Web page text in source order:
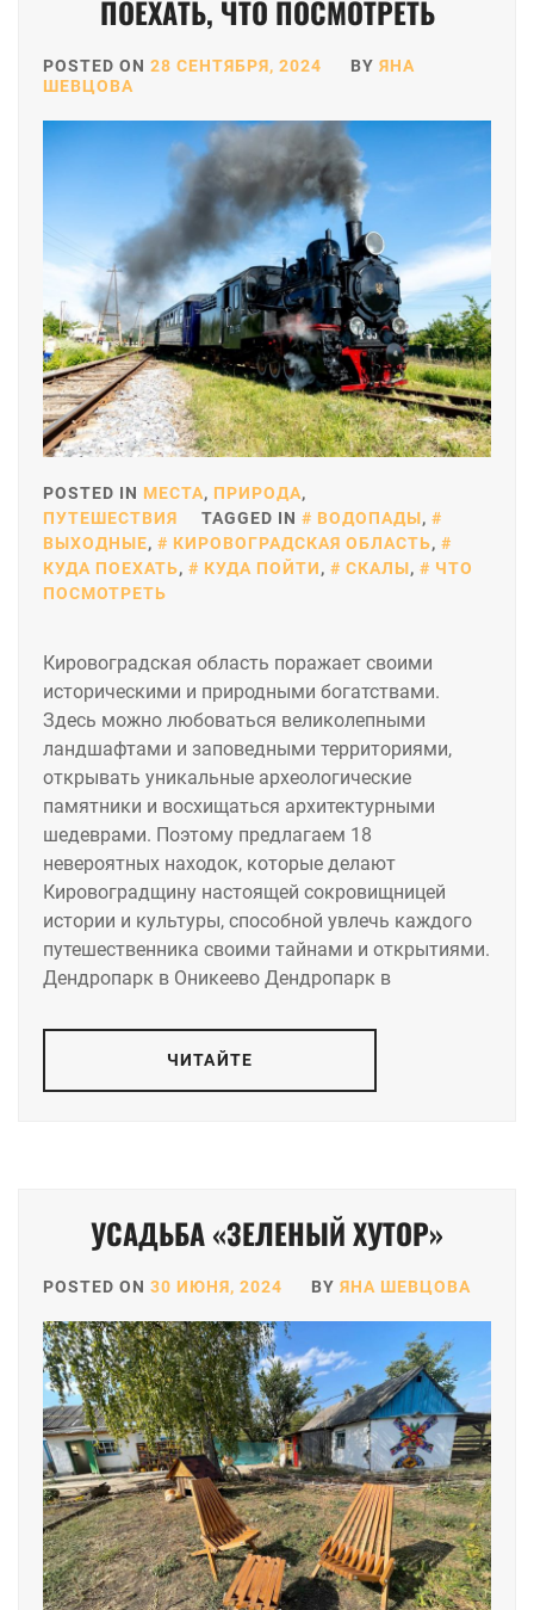
ПОЕХАТЬ, ЧТО ПОСМОТРЕТЬ
POSTED ON 28 СЕНТЯБРЯ, 2024 BY ЯНА
ШЕВЦОВА
POSTED IN МЕСТА, ПРИРОДА,
ПУТЕШЕСТВИЯ
TAGGED IN ВОДОПАДЫ,
ВЫХОДНЫЕ, КИРОВОГРАДСКАЯ ОБЛАСТЬ,
КУДА ПОЕХАТЬ, КУДА ПОЙТИ, СКАЛЫ,
ЧТО
ПОСМОТРЕТЬ
Кировоградская область поражает своими
историческими и природными богатствами.
Здесь можно любоваться великолепными
ландшафтами и заповедными территориями,
открывать уникальные археологические
памятники и восхищаться архитектурными
шедеврами. Поэтому предлагаем 18
невероятных находок, которые делают
Кировоградщину настоящей сокровищницей
истории и культуры, способной увлечь каждого
путешественника своими тайнами и открытиями.
Дендропарк в Оникеево Дендропарк в
ЧИТАЙТЕ
УСАДЬБА «ЗЕЛЕНЫЙ ХУТОР»
POSTED ON 30 ИЮНЯ, 2024 BY ЯНА ШЕВЦОВА